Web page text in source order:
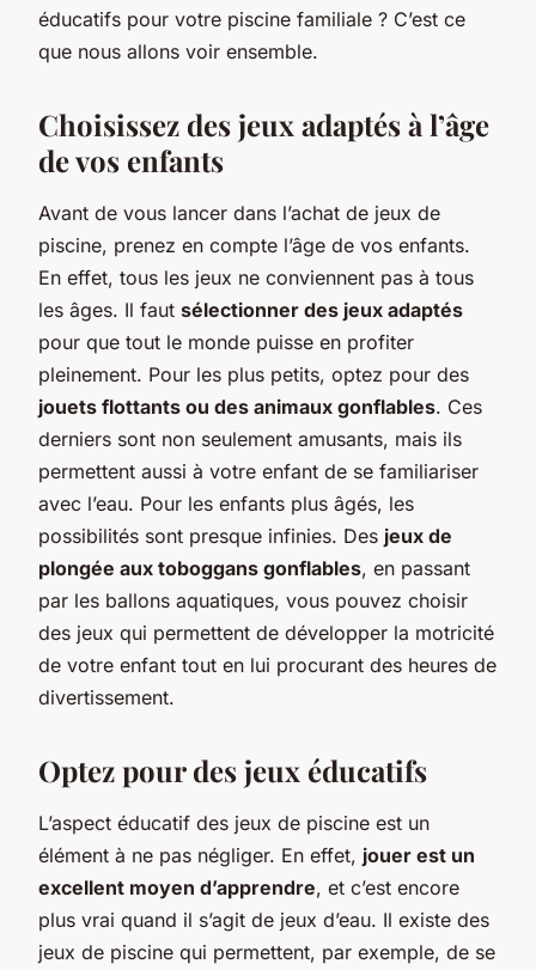
éducatifs pour votre piscine familiale ? C’est ce
que nous allons voir ensemble.
Choisissez des jeux adaptés à l’âge
de vos enfants
Avant de vous lancer dans l’achat de jeux de
piscine, prenez en compte l’âge de vos enfants.
En effet, tous les jeux ne conviennent pas à tous
les âges. Il faut sélectionner des jeux adaptés
pour que tout le monde puisse en profiter
pleinement. Pour les plus petits, optez pour des
jouets flottants ou des animaux gonflables. Ces
derniers sont non seulement amusants, mais ils
permettent aussi à votre enfant de se familiariser
avec l’eau. Pour les enfants plus âgés, les
possibilités sont presque infinies. Des jeux de
plongée aux toboggans gonflables, en passant
par les ballons aquatiques, vous pouvez choisir
des jeux qui permettent de développer la motricité
de votre enfant tout en lui procurant des heures de
divertissement.
Optez pour des jeux éducatifs
L’aspect éducatif des jeux de piscine est un
élément à ne pas négliger. En effet, jouer est un
excellent moyen d’apprendre, et c’est encore
plus vrai quand il s’agit de jeux d’eau. Il existe des
jeux de piscine qui permettent, par exemple, de se